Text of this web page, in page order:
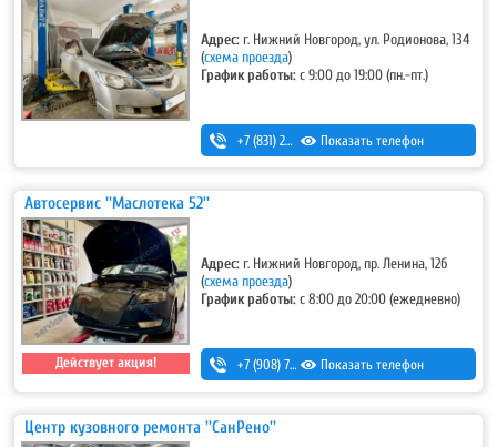
Адрес: г. Нижний Новгород, ул. Родионова, 134
(схема проезда)
График работы:с 9:00 до 19:00 (пн.-пт.)
+7 (831) 283-03-95 ,+7 (831) 434-95-25
Показать телефон
Автосервис ''Маслотека 52''
Действует акция!
Адрес: г. Нижний Новгород, пр. Ленина, 12б
(схема проезда)
График работы:с 8:00 до 20:00 (ежедневно)
+7 (908) 728-99-33 (моб.) ,8 (831) 291-27-33 (гор.)
Показать телефон
Центр кузовного ремонта ''СанРено''